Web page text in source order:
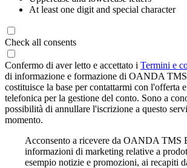
At least one digit and special character
Check all consents
Confermo di aver letto e accettato i Termini e
di informazione e formazione di OANDA
costituisce la base per contattarmi con l'offerta
telefonica per la gestione del conto. Sono a
possibilità di annullare l'iscrizione a questo
momento.
Acconsento a ricevere da OANDA TMS
informazioni di marketing relative a
esempio notizie e promozioni, ai recapiti